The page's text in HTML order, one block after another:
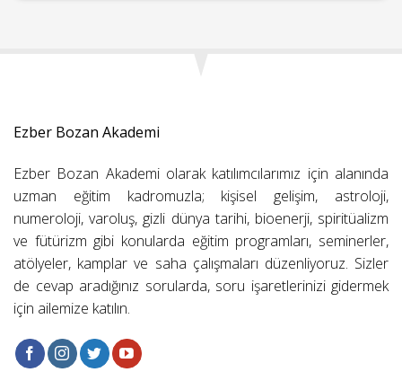
Ezber Bozan Akademi
Ezber Bozan Akademi olarak katılımcılarımız için alanında
uzman eğitim kadromuzla; kişisel gelişim, astroloji,
numeroloji, varoluş, gizli dünya tarihi, bioenerji, spiritüalizm
ve fütürizm gibi konularda eğitim programları, seminerler,
atölyeler, kamplar ve saha çalışmaları düzenliyoruz. Sizler
de cevap aradığınız sorularda, soru işaretlerinizi gidermek
için ailemize katılın.